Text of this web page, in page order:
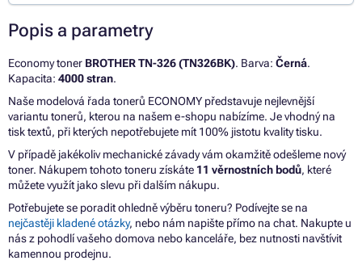
Popis a parametry
Economy toner BROTHER TN-326 (TN326BK). Barva: Černá.
Kapacita: 4000 stran.
Naše modelová řada tonerů ECONOMY představuje nejlevnější
variantu tonerů, kterou na našem e-shopu nabízíme. Je vhodný na
tisk textů, při kterých nepotřebujete mít 100% jistotu kvality tisku.
V případě jakékoliv mechanické závady vám okamžitě odešleme nový
toner. Nákupem tohoto toneru získáte 11 věrnostních bodů, které
můžete využít jako slevu při dalším nákupu.
Potřebujete se poradit ohledně výběru toneru? Podívejte se na
nejčastěji kladené otázky, nebo nám napište přímo na chat. Nakupte u
nás z pohodlí vašeho domova nebo kanceláře, bez nutnosti navštívit
kamennou prodejnu.